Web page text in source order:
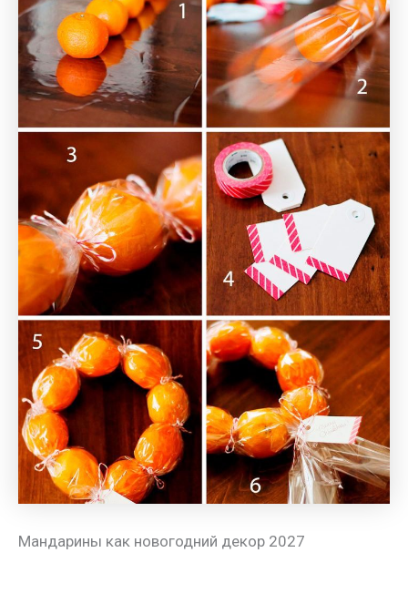
Мандарины как новогодний декор 2027